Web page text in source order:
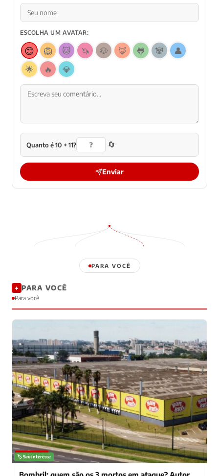
ESCOLHA UM AVATAR:
😊 🦁 🐱 🦄 🐶 🦊 🐸 🐼
👤
🌟
🔥 💎
Quanto é 10 + 11? 🔄
Enviar
PARA VOCÊ
✦ PARA VOCÊ
Para você
NOTÍCIAS
🏷️ Seu interesse